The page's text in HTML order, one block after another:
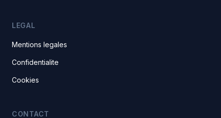
LEGAL
Mentions legales
Confidentialite
Cookies
CONTACT